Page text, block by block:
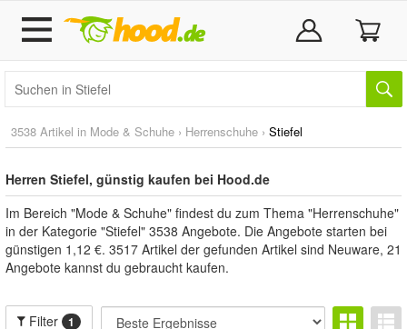
3538 Artikel in Mode & Schuhe › Herrenschuhe › Stiefel
Herren Stiefel, günstig kaufen bei Hood.de
Im Bereich "Mode & Schuhe" findest du zum Thema "Herrenschuhe"
in der Kategorie "Stiefel" 3538 Angebote. Die Angebote starten bei
günstigen 1,12 €. 3517 Artikel der gefunden Artikel sind Neuware, 21
Angebote kannst du gebraucht kaufen.
Filter 1